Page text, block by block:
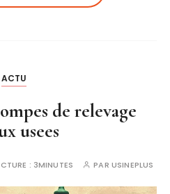
ACTU
de relevage
usees
: 3MINUTES PAR USINEPLUS